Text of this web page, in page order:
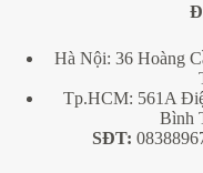
Hà Nội: 36 Hoàng
Tp.HCM: 561A
Bình
SĐT: